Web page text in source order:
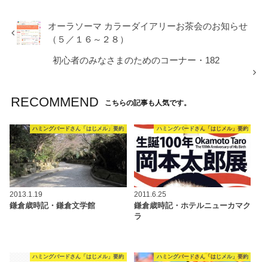
オーラソーマ カラーダイアリーお茶会のお知らせ
（５／１６～２８）
初心者のみなさまのためのコーナー・182
RECOMMEND こちらの記事も人気です。
ハミングバードさん「はじメル」要約
2013.1.19
鎌倉歳時記・鎌倉文学館
ハミングバードさん「はじメル」要約
2011.6.25
鎌倉歳時記・ホテルニューカマク
ラ
ハミングバードさん「はじメル」要約 ハミングバードさん「はじメル」要約